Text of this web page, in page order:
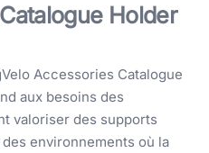
Holder
Accessories Catalogue
aux besoins des
valoriser des supports
environnements où la